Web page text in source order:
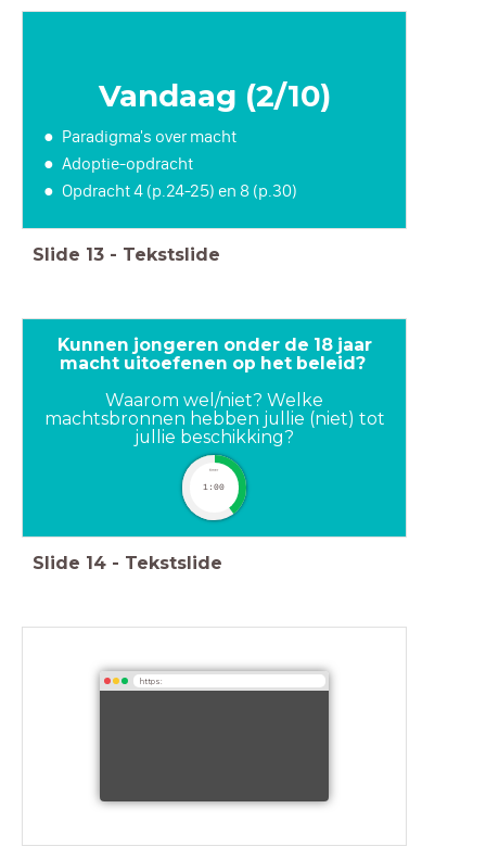
Vandaag (2/10)
Paradigma's over macht
Adoptie-opdracht
Opdracht 4 (p.24-25) en 8 (p.30)
Slide 13 - Tekstslide
Kunnen jongeren onder de 18 jaar
macht uitoefenen op het beleid?
Waarom wel/niet? Welke
machtsbronnen hebben jullie (niet) tot
jullie beschikking?
timer
1:00
Slide 14 - Tekstslide
https: